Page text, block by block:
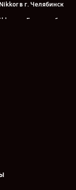
в г. Челябинск
в г. Екатеринбург